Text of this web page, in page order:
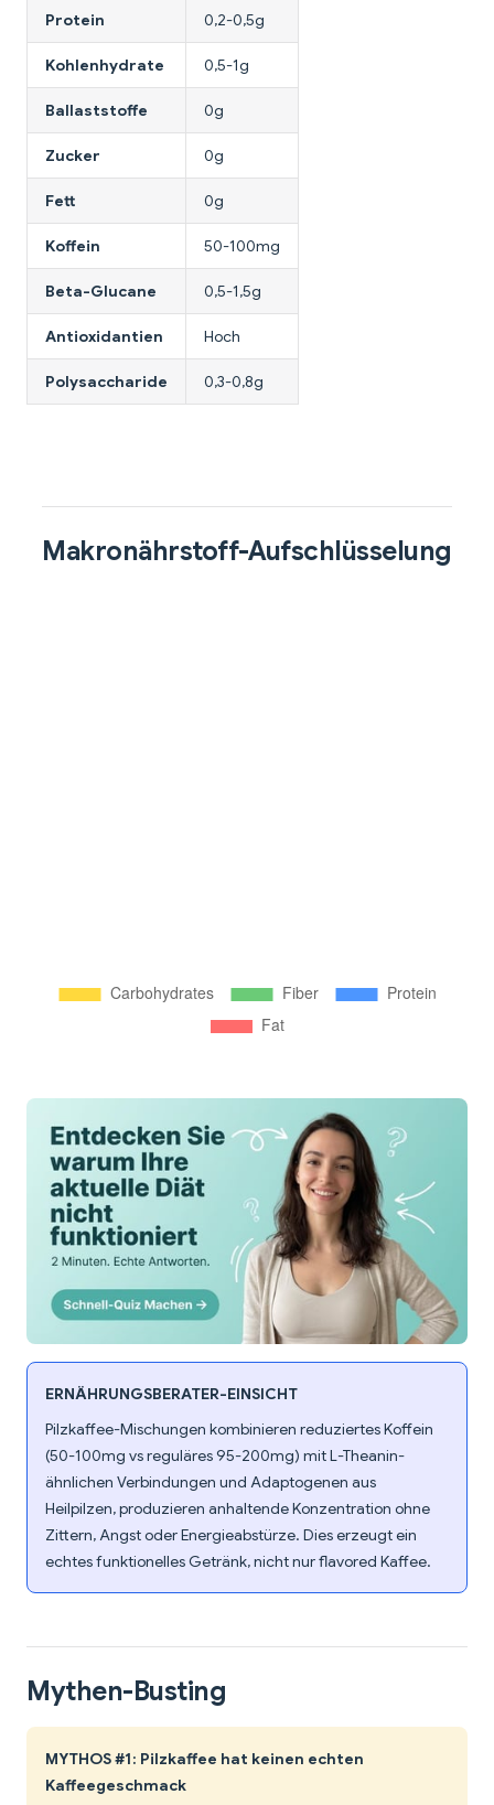
Protein 0,2-0,5g
Kohlenhydrate 0,5-1g
Ballaststoffe 0g
Zucker 0g
Fett 0g
Koffein 50-100mg
Beta-Glucane 0,5-1,5g
Antioxidantien Hoch
Polysaccharide 0,3-0,8g
Makronährstoff-Aufschlüsselung
ERNÄHRUNGSBERATER-EINSICHT
Pilzkaffee-Mischungen kombinieren reduziertes Koffein
(50-100mg vs reguläres 95-200mg) mit L-Theanin-
ähnlichen Verbindungen und Adaptogenen aus
Heilpilzen, produzieren anhaltende Konzentration ohne
Zittern, Angst oder Energieabstürze. Dies erzeugt ein
echtes funktionelles Getränk, nicht nur flavored Kaffee.
Mythen-Busting
MYTHOS #1: Pilzkaffee hat keinen echten
Kaffeegeschmack